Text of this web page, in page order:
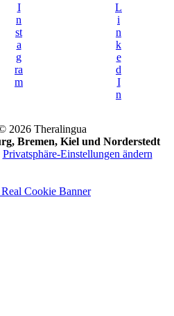
I
n
st
a
g
ra
m
L
i
n
k
e
d
I
n
2026 Theralingua
Bremen, Kiel und Norderstedt
Privatsphäre-Einstellungen ändern
Cookie Banner